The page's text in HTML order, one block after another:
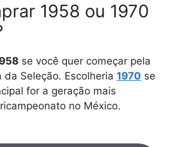
1958 ou 1970
se você quer começar pela
da Seleção. Escolheria 1970 se
for a geração mais
no México.